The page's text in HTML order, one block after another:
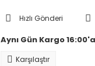
Hızlı Gönderi
Aynı Gün Kargo
Karşılaştır